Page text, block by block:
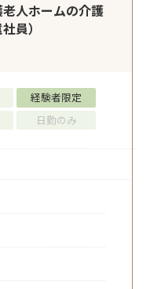
人ホームの介護
員）
経験者限定
日勤のみ